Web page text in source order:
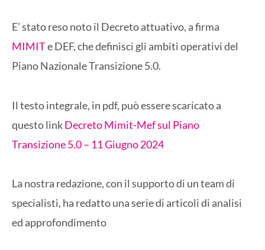
E’ stato reso noto il Decreto attuativo, a firma
MIMITe DEF, che definisci gli ambiti operativi del
Piano Nazionale Transizione 5.0.
Il testo integrale, in pdf, può essere scaricato a
questo linkDecreto Mimit-Mef sul Piano
Transizione 5.0 – 11 Giugno 2024
La nostra redazione, con il supporto di un team di
specialisti, ha redatto una serie di articoli di analisi
ed approfondimento